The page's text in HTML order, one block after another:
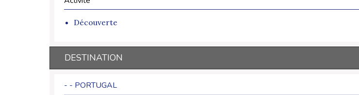
Découverte
DESTINATION
- - PORTUGAL